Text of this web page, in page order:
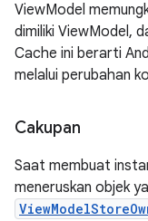
ViewModel
dimiliki ViewModel,
Cache ini berarti
melalui perubahan
Cakupan
Saat membuat
meneruskan objek